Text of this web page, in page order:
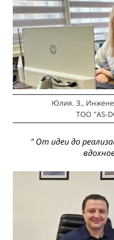
Юлия. З.,
ТОО "AS-
" От идеи до